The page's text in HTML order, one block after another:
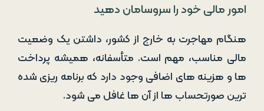
امور مالی خود را سروسامان دهید
هنگام مهاجرت به خارج از کشور، داشتن یک وضعیت
مالی مناسب، مهم است. متأسفانه، همیشه پرداخت
ها و هزینه های اضافی وجود دارد که برنامه ریزی شده
ترین صورتحساب ها از آن ها غافل می شود.